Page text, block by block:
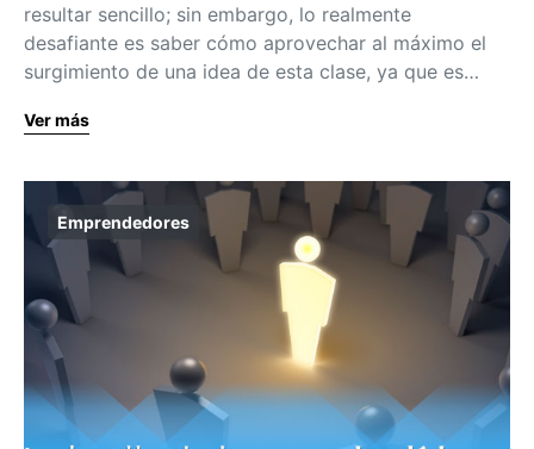
resultar sencillo; sin embargo, lo realmente
desafiante es saber cómo aprovechar al máximo el
surgimiento de una idea de esta clase, ya que es…
Ver más
Emprendedores